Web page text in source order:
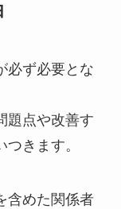
必ず必要とな
題点や改善す
きます。
含めた関係者